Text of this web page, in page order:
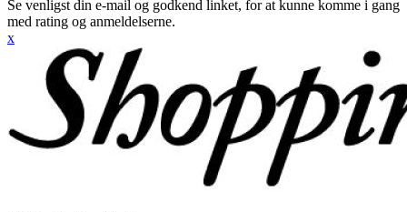
Se venligst din e-mail og godkend linket, for at kunne komme i gang
med rating og anmeldelserne.
x